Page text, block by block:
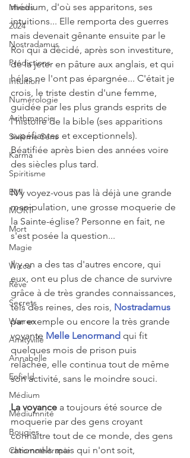
Miroirs
2024
Nostradamus
Prédictions
Intuition
Numérologie
Arithmancie
Sixième Sens
Karma
Spiritisme
EMI
MORT
Mort
Magie
Wicca
Rêve
Secrets
Warren
Amityville
Annabelle
Enfield
Médium
Médiumnité
Bougies
Chromothérapie
médium, d'où ses apparitons, ses
intuitions... Elle remporta des guerres
mais devenait gênante ensuite par le
Roi qui a décidé, après son investiture,
de la jeter en pâture aux anglais, et qui
hélas ne l'ont pas épargnée... C'était je
crois, le triste destin d'une femme,
guidée par les plus grands esprits de
l'histoire de la bible (ses apparitions
supéfiantes et exceptionnels).
Béatifiée après bien des années voire
des siècles plus tard.
N'y voyez-vous pas là déjà une grande
manipulation, une grosse moquerie de
la Sainte-église? Personne en fait, ne
s'est posée la question...
Il y en a des tas d'autres encore, qui
eux, ont eu plus de chance de survivre
grâce à de très grandes connaissances,
tels des reines, des rois, Nostradamus
par exemple ou encore la très grande
voyante Melle Lenormand qui fit
quelques mois de prison puis
relâchée, elle continua tout de même
son activité, sans le moindre souci.
La voyance a toujours été source de
moquerie par des gens croyant
connaitre tout de ce monde, des gens
rationnels mais qui n'ont soit,